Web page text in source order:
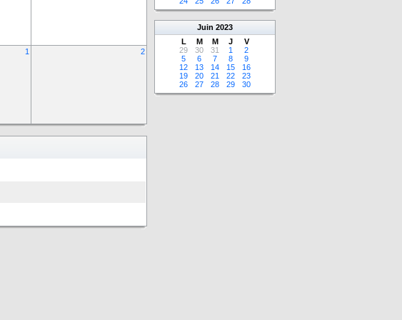
1 2
Juin 2023
L
M M J
V
29
30 31 1
2
5
6 7 8
9
12
13 14 15
16
19
20 21 22
23
26
27 28 29 30